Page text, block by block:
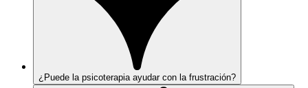
¿Puede la psicoterapia ayudar con la frustración?